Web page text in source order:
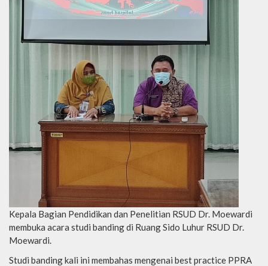
Kepala Bagian Pendidikan dan Penelitian RSUD Dr. Moewardi
membuka acara studi banding di Ruang Sido Luhur RSUD Dr.
Moewardi.
Studi banding kali ini membahas mengenai best practice PPRA